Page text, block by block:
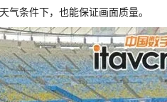
气条件下，也能保证画面质量。